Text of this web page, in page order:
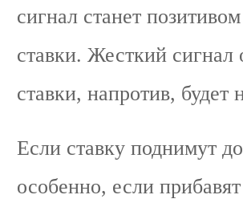
сигнал станет
ставки. Жесткий
ставки, напротив,
Если ставку поднимут
особенно, если